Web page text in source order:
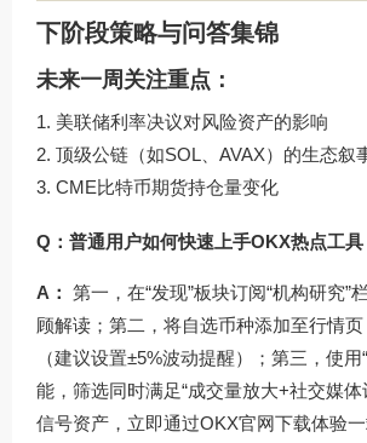
下阶段策略与问答集锦
未来一周关注重点：
美联储利率决议对风险资产的影响
顶级公链（如SOL、AVAX）的生态叙
CME比特币期货持仓量变化
Q：普通用户如何快速上手OKX热点工具
A： 第一，在“发现”板块订阅“机构研究”
顾解读；第二，将自选币种添加至行情
（建议设置±5%波动提醒）；第三，使用
能，筛选同时满足“成交量放大+社交媒体
信号资产，立即通过OKX官网下载体验